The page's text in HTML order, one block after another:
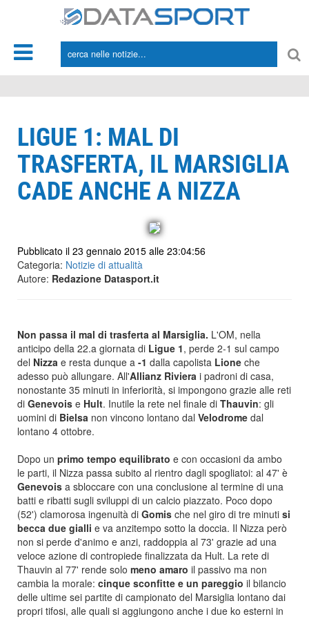
LIGUE 1: MAL DI
TRASFERTA, IL MARSIGLIA
CADE ANCHE A NIZZA
Pubblicato il 23 gennaio 2015 alle 23:04:56
Categoria: Notizie di attualità
Autore: Redazione Datasport.it
Non passa il mal di trasferta al Marsiglia. L'OM, nella
anticipo della 22.a giornata di Ligue 1, perde 2-1 sul campo
del Nizza e resta dunque a -1 dalla capolista Lione che
adesso può allungare. All'Allianz Riviera i padroni di casa,
nonostante 35 minuti in inferiorità, si impongono grazie alle reti
di Genevois e Hult. Inutile la rete nel finale di Thauvin: gli
uomini di Bielsa non vincono lontano dal Velodrome dal
lontano 4 ottobre.
Dopo un primo tempo equilibrato e con occasioni da ambo
le parti, il Nizza passa subito al rientro dagli spogliatoi: al 47' è
Genevois a sbloccare con una conclusione al termine di una
batti e ribatti sugli sviluppi di un calcio piazzato. Poco dopo
(52') clamorosa ingenuità di Gomis che nel giro di tre minuti si
becca due gialli e va anzitempo sotto la doccia. Il Nizza però
non si perde d'animo e anzi, raddoppia al 73' grazie ad una
veloce azione di contropiede finalizzata da Hult. La rete di
Thauvin al 77' rende solo meno amaro il passivo ma non
cambia la morale: cinque sconfitte e un pareggio il bilancio
delle ultime sei partite di campionato del Marsiglia lontano dai
propri tifosi, alle quali si aggiungono anche i due ko esterni in